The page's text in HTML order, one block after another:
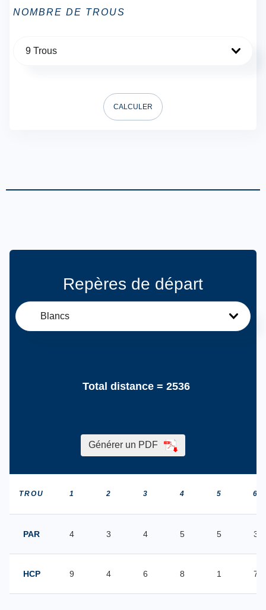
NOMBRE DE TROUS
9 Trous
CALCULER
Repères de départ
Blancs
Total distance = 2536
Générer un PDF
TROU 1 2 3 4 5 6
PAR 4 3 4 5 5 3
HCP 9 4 6 8 1 7